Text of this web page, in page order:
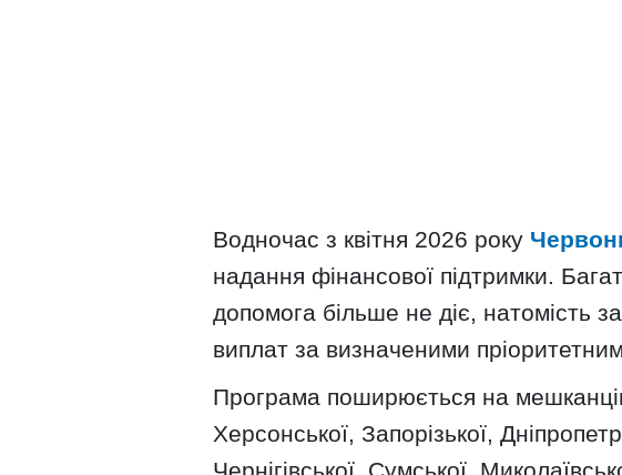
Водночас з квітня 2026 року
надання фінансової підтримки.
допомога більше не діє, натомість
виплат за визначеними
Програма поширюється на мешканців
Херсонської, Запорізької,